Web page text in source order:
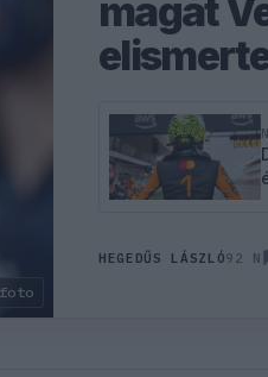
magát
HEGEDŰS LÁSZLÓ92 N